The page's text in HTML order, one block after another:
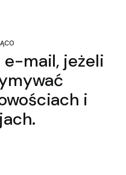
e-mail, jeżeli
i